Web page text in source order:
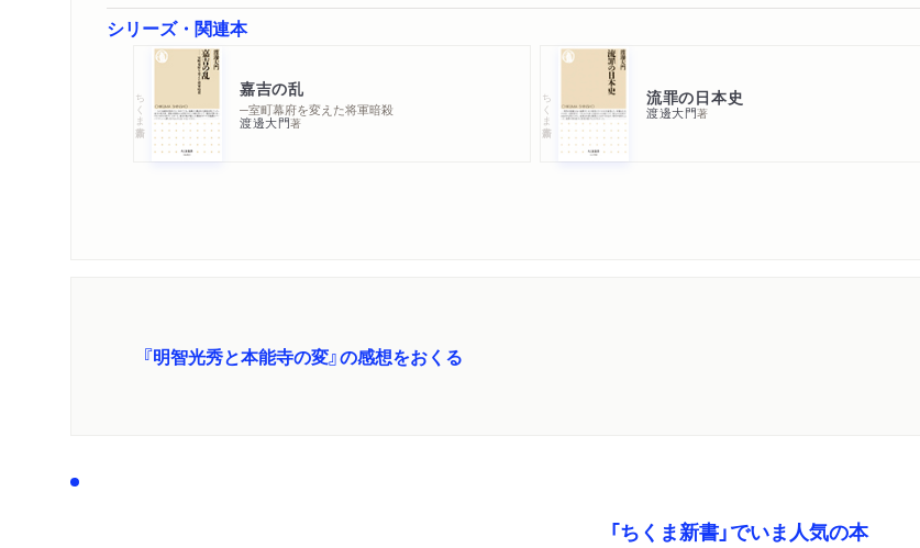
シリーズ・関連本
ちくま新書 嘉吉の乱
─室町幕府を変えた将軍暗殺
渡邊大門著
ちくま新書 流罪の日本史
渡邊大門著
『明智光秀と本能寺の変』の感想をおくる
「ちくま新書」でいま人気の本